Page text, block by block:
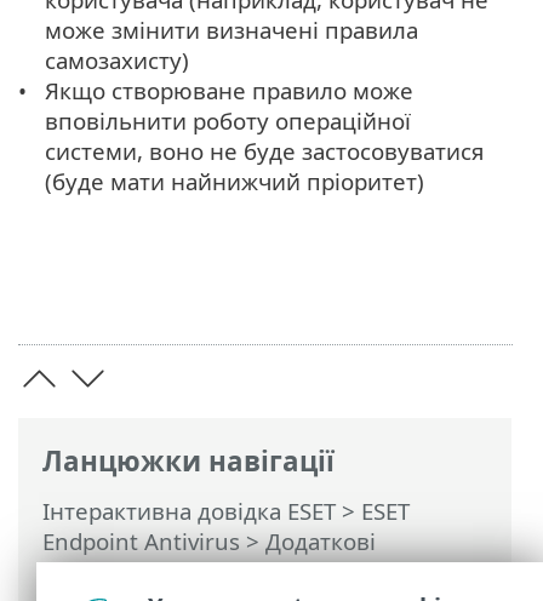
Ланцюжки навігації
Інтерактивна довідка ESET> ESET
Endpoint Antivirus>Додаткові
параметри>Модулі захисту>HIPS –
може змінити визначені правила
самозахисту)
Якщо створюване правило може
вповільнити роботу операційної
системи, воно не буде застосовуватися
(буде мати найнижчий пріоритет)